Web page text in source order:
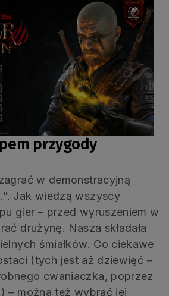
przygody
w demonstracyjną
Jak wiedzą wszyscy
gier – przed wyruszeniem w
drużynę. Nasza składała
śmiałków. Co ciekawe
(tych jest aż dziewięć –
cwaniaczka, poprzez
– można też wybrać jej